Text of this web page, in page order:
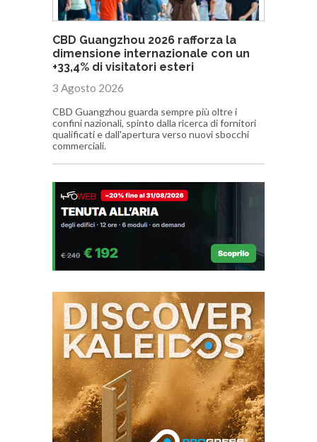
CBD Guangzhou 2026 rafforza la
dimensione internazionale con un
+33,4% di visitatori esteri
3 Agosto 2026
CBD Guangzhou guarda sempre più oltre i
confini nazionali, spinto dalla ricerca di fornitori
qualificati e dall'apertura verso nuovi sbocchi
commerciali.